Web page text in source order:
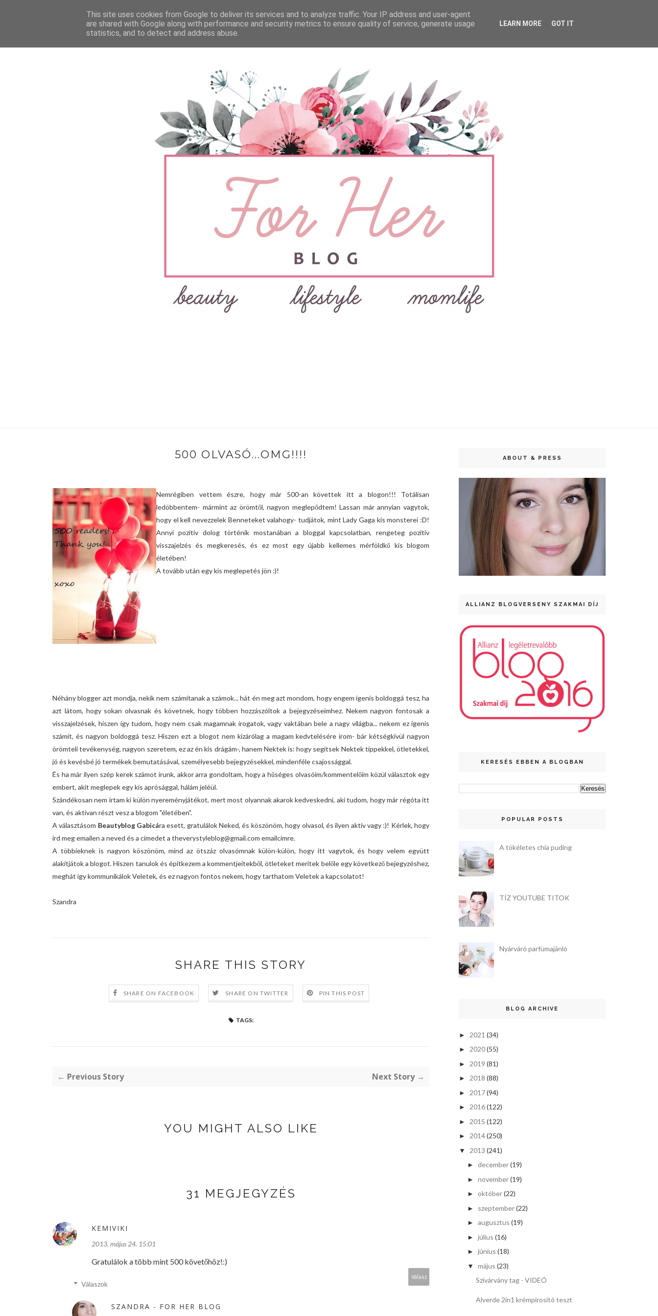
TERMÉKTESZTEK BŐRÁPOLÁS ÉLETMÓD BABA SZEMÉLYES VIDEÓ
500 OLVASÓ...OMG!!!!
Nemrégiben vettem észre, hogy már 500-an követtek itt a blogon!!! Totálisan
ledöbbentem- mármint az örömtől, nagyon meglepődtem! Lassan már annyian vagytok,
hogy el kell nevezzelek Benneteket valahogy- tudjátok, mint Lady Gaga kis monsterei :D!
Annyi pozitív dolog történik mostanában a bloggal kapcsolatban, rengeteg pozitív
visszajelzés és megkeresés, és ez most egy újabb kellemes mérföldkő kis blogom
életében!
A tovább után egy kis meglepetés jön :)!
Néhány blogger azt mondja, nekik nem számítanak a számok... hát én meg azt mondom, hogy engem igenis boldoggá tesz, ha
azt látom, hogy sokan olvasnak és követnek, hogy többen hozzászóltok a bejegyzéseimhez. Nekem nagyon fontosak a
visszajelzések, hiszen így tudom, hogy nem csak magamnak írogatok, vagy vaktában bele a nagy világba... nekem ez igenis
számít, és nagyon boldoggá tesz. Hiszen ezt a blogot nem kizárólag a magam kedvtelésére írom- bár kétségkívül nagyon
örömteli tevékenység, nagyon szeretem, ez az én kis drágám-, hanem Nektek is: hogy segítsek Nektek tippekkel, ötletekkel,
jó és kevésbé jó termékek bemutatásával, személyesebb bejegyzésekkel, mindenféle csajossággal.
És ha már ilyen szép kerek számot írunk, akkor arra gondoltam, hogy a hűséges olvasóim/kommentelőim közül választok egy
embert, akit meglepek egy kis aprósággal, hálám jeléül.
Szándékosan nem írtam ki külön nyereményjátékot, mert most olyannak akarok kedveskedni, aki tudom, hogy már régóta itt
van, és aktívan részt vesz a blogom "életében".
A választásom Beautyblog Gabicára esett, gratulálok Neked, és köszönöm, hogy olvasol, és ilyen aktív vagy :)! Kérlek, hogy
írd meg emailen a neved és a címedet a theverystyleblog@gmail.com emailcímre.
A többieknek is nagyon köszönöm, mind az ötszáz olvasómnak külön-külön, hogy itt vagytok, és hogy velem együtt
alakítjátok a blogot. Hiszen tanulok és építkezem a kommentjeitekből, ötleteket merítek belőle egy következő bejegyzéshez,
meghát így kommunikálok Veletek, és ez nagyon fontos nekem, hogy tarthatom Veletek a kapcsolatot!
Szandra
SHARE THIS STORY
SHARE ON FACEBOOK SHARE ON TWITTER PIN THIS POST
TAGS:
← Previous Story Next Story →
YOU MIGHT ALSO LIKE
31 MEGJEGYZÉS
KEMIVIKI
2013. május 24. 15:01
Gratulálok a több mint 500 követőhöz!:)
Válasz
Válaszok
SZANDRA - FOR HER BLOG
ABOUT & PRESS
ALLIANZ BLOGVERSENY SZAKMAI DÍJ
KERESÉS EBBEN A BLOGBAN
POPULAR POSTS
A tökéletes chia puding
TÍZ YOUTUBE TITOK
Nyárváró parfümajánló
BLOG ARCHIVE
► 2021 (34)
► 2020(55)
► 2019 (81)
► 2018 (88)
► 2017(94)
► 2016(122)
► 2015 (122)
► 2014(250)
▼ 2013 (241)
► december(19)
► november(19)
► október(22)
► szeptember(22)
► augusztus (19)
► július (16)
► június (18)
▼ május (23)
Szivárvány tag - VIDEÓ
Alverde 2in1 krémpirosító teszt
This site uses cookies from Google to deliver its services and to analyze traffic. Your IP address and user-agent
are shared with Google along with performance and security metrics to ensure quality of service, generate usage
statistics, and to detect and address abuse.
LEARN MORE GOT IT